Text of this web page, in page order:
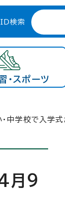
検索
・スポーツ
中学校で入学
月9